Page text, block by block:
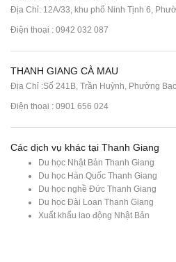
Địa Chỉ: 12A/33, khu phố Ninh Tịnh 6,
Điện thoại : 0942 032 087
THANH GIANG CÀ MAU
Địa Chỉ :Số 241B, Trần Huỳnh, Phường
Điện thoại : 0901 656 024
Các dịch vụ khác tại Thanh Giang
Du học Nhật Bản Thanh Giang
Du học Hàn Quốc Thanh Giang
Du học nghề Đức Thanh Giang
Du học Đài Loan Thanh Giang
Xuất khẩu lao động Nhật Bản